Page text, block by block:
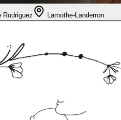
Rodriguez Lamothe-Landerron